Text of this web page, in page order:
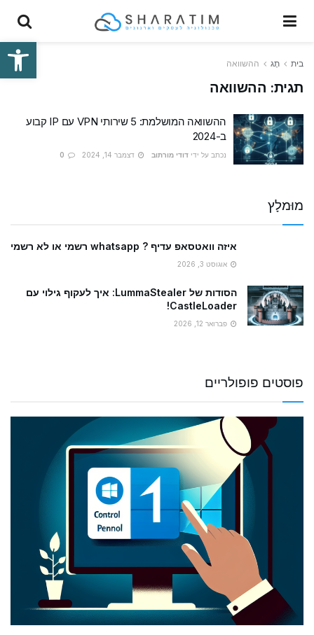
פתח
בית תָג ההשוואה
תגית: ההשוואה
ההשוואה המושלמת: 5 שירותי VPN עם IP קבוע
ב-2024
נכתב על ידי דודי מורתוב דצמבר 14, 2024
מוּמלָץ
איזה וואטסאפ עדיף ? whatsapp רשמי או לא רשמי
אוגוסט 3, 2026
הסודות של LummaStealer: איך לעקוף גילוי עם
CastleLoader!
פברואר 12, 2026
פוסטים פופולריים